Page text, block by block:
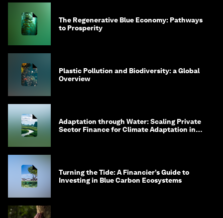
The Regenerative Blue Economy: Pathways
to Prosperity
Plastic Pollution and Biodiversity: a Global
Overview
Adaptation through Water: Scaling Private
Sector Finance for Climate Adaptation in
Turning the Tide: A Financier’s Guide to
Investing in Blue Carbon Ecosystems